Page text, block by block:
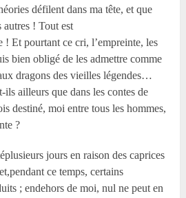
défilent dans ma tête, et que
autres ! Tout est
! Et pourtant ce cri, l’empreinte, les
bien obligé de les admettre comme
dragons des vieilles légendes…
ils ailleurs que dans les contes de
destiné, moi entre tous les hommes,
?
jours en raison des caprices
ce temps, certains
; endehors de moi, nul ne peut en